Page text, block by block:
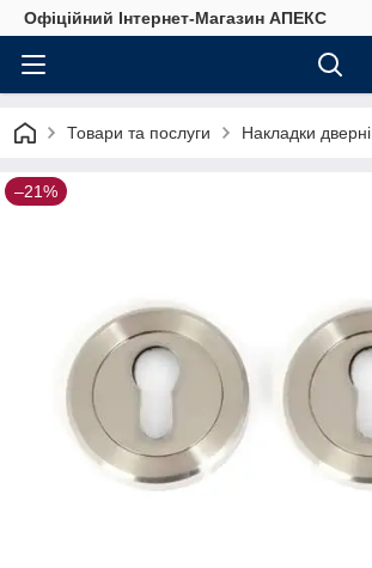
Офіційний Інтернет-Магазин АПЕКС
Товари та послуги Накладки дверні
–21%